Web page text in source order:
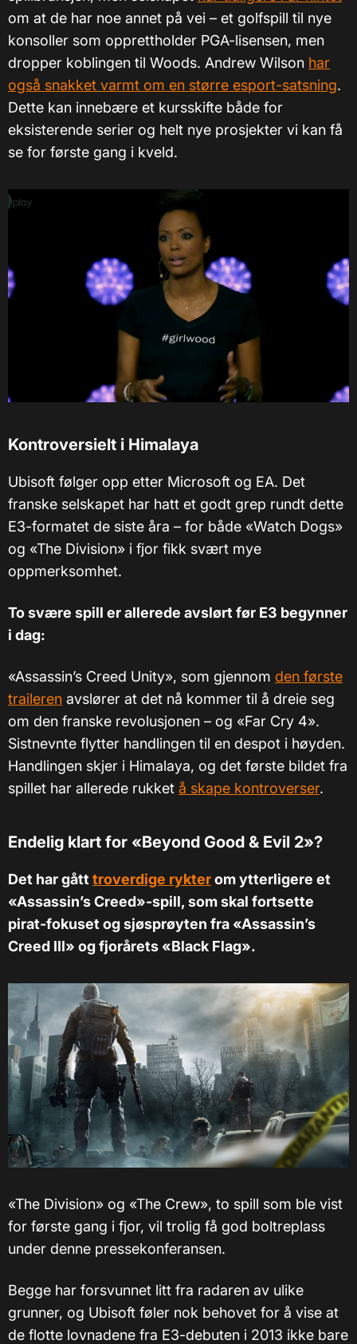
om at de har noe annet på vei – et golfspill til nye
konsoller som opprettholder PGA-lisensen, men
dropper koblingen til Woods. Andrew Wilson har
også snakket varmt om en større esport-satsning.
Dette kan innebære et kursskifte både for
eksisterende serier og helt nye prosjekter vi kan få
se for første gang i kveld.
Kontroversielt i Himalaya
Ubisoft følger opp etter Microsoft og EA. Det
franske selskapet har hatt et godt grep rundt dette
E3-formatet de siste åra – for både «Watch Dogs»
og «The Division» i fjor fikk svært mye
oppmerksomhet.
To svære spill er allerede avslørt før E3 begynner
i dag:
«Assassin’s Creed Unity», som gjennom den første
traileren avslører at det nå kommer til å dreie seg
om den franske revolusjonen – og «Far Cry 4».
Sistnevnte flytter handlingen til en despot i høyden.
Handlingen skjer i Himalaya, og det første bildet fra
spillet har allerede rukket å skape kontroverser.
Endelig klart for «Beyond Good & Evil 2»?
Det har gått troverdige rykterom ytterligere et
«Assassin’s Creed»-spill, som skal fortsette
pirat-fokuset og sjøsprøyten fra «Assassin’s
Creed III» og fjorårets «Black Flag».
«The Division» og «The Crew», to spill som ble vist
for første gang i fjor, vil trolig få god boltreplass
under denne pressekonferansen.
Begge har forsvunnet litt fra radaren av ulike
grunner, og Ubisoft føler nok behovet for å vise at
de flotte lovnadene fra E3-debuten i 2013 ikke bare